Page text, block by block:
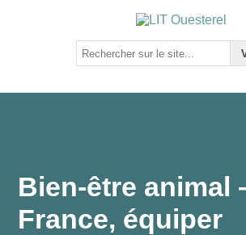
Bien-être animal
France, équiper